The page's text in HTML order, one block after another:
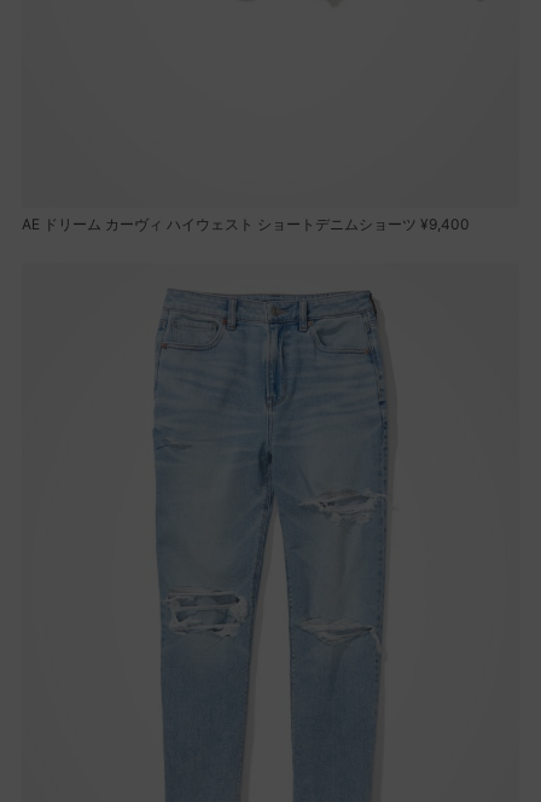
AE ドリーム カーヴィ ハイウェスト ショートデニムショーツ ¥9,400